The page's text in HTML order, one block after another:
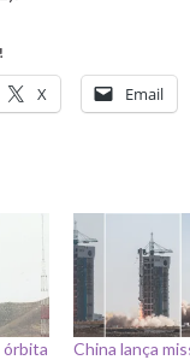
X Email
órbita
China lança